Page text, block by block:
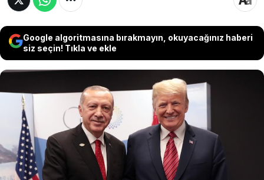
Google algoritmasına bırakmayın, okuyacağınız haberi
siz seçin! Tıkla ve ekle
Son dakika haberi... Cumhurbaşkanı
Erdoğan, ABD Başkanı Donald Trump'la
telefon görüşmesi gerçekleştirdi.
Görüşmede, Türkiye-ABD ilişkileri, bölgesel
ve küresel konuların ele alındığı bildirildi.